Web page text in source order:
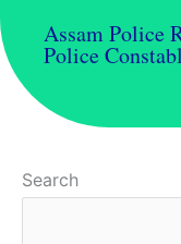
Assam Police
Police
Search